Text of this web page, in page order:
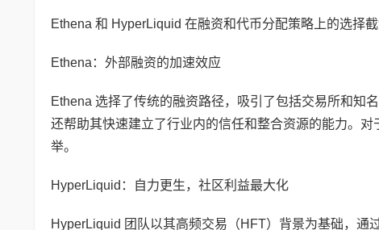
Ethena 和 HyperLiquid 在融资和代币分配策略上的选择
Ethena：外部融资的加速效应
Ethena 选择了传统的融资路径，吸引了包括交易所和知
还帮助其快速建立了行业内的信任和整合资源的能力。
举。
HyperLiquid：自力更生，社区利益最大化
HyperLiquid 团队以其高频交易（HFT）背景为基础，